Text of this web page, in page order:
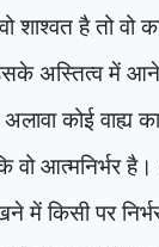
शाश्वत है तो वो
अस्तित्व में आने
कोई वाह्य
वो आत्मनिर्भर
में किसी पर